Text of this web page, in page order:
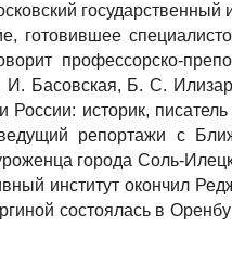
государственный
готовившее
профессорско-
И. Басовская, Б. С.
историк,
репортажи с
города Соль-
институт окончил
состоялась в